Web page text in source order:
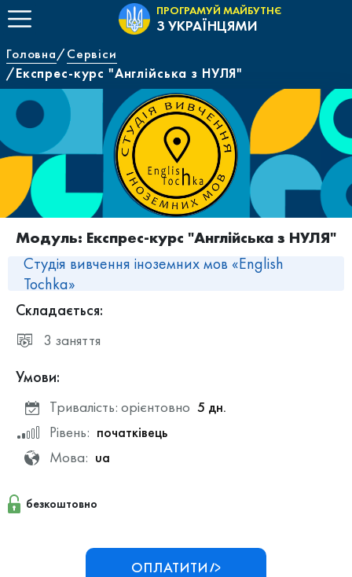
ПРОГРАМУЙ МАЙБУТНЄ
З УКРАЇНЦЯМИ
Головна
Сервіси
Експрес-курс "Англійська з НУЛЯ"
Модуль: Експрес-курс "Англійська з НУЛЯ"
Студія вивчення іноземних мов «English
Tochka»
Складається:
3 заняття
Умови:
Тривалість: орієнтовно 5 дн.
Рівень: початківець
Мова: ua
безкоштовно
ОПЛАТИТИ